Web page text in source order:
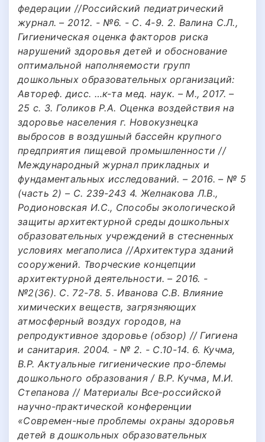
федерации //Российский педиатрический
журнал. – 2012. - №6. - С. 4-9. 2. Валина С.Л.,
Гигиеническая оценка факторов риска
нарушений здоровья детей и обоснование
оптимальной наполняемости групп
дошкольных образовательных организаций:
Автореф. дисс. …к-та мед. наук. – М., 2017. –
25 с. 3. Голиков Р.А. Оценка воздействия на
здоровье населения г. Новокузнецка
выбросов в воздушный бассейн крупного
предприятия пищевой промышленности //
Международный журнал прикладных и
фундаментальных исследований. – 2016. – № 5
(часть 2) – С. 239-243 4. Желнакова Л.В.,
Родионовская И.С., Способы экологической
защиты архитектурной среды дошкольных
образовательных учреждений в стесненных
условиях мегаполиса //Архитектура зданий
сооружений. Творческие концепции
архитектурной деятельности. – 2016. -
№2(36). С. 72-78. 5. Иванова C.B. Влияние
химических веществ, загрязняющих
атмосферный воздух городов, на
репродуктивное здоровье (обзор) // Гигиена
и санитария. 2004. - № 2. - С.10-14. 6. Кучма,
В.Р. Актуальные гигиенические про-блемы
дошкольного образования / В.Р. Кучма, М.И.
Степанова // Материалы Все-российской
научно-практической конференции
«Современ-ные проблемы охраны здоровья
детей в дошкольных образовательных